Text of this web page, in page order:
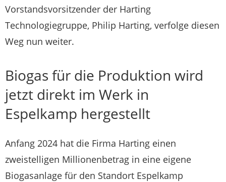
Vorstandsvorsitzender der Harting
Technologiegruppe, Philip Harting, verfolge diesen
Weg nun weiter.
Biogas für die Produktion wird
jetzt direkt im Werk in
Espelkamp hergestellt
Anfang 2024 hat die Firma Harting einen
zweistelligen Millionenbetrag in eine eigene
Biogasanlage für den Standort Espelkamp